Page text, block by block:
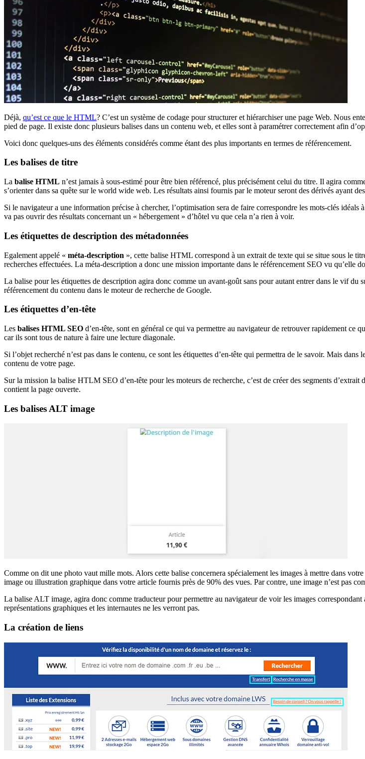
Déjà, qu’est ce que le HTML? C’est un système de codage pour structurer et hiérarchiser une page Web. Nous
pied de page. Il existe donc plusieurs balises dans un contenu web, et elles sont à paramétrer correctement afin
Voici donc quelques-uns des éléments considérés comme étant des plus importants en termes de référencement.
Les balises de titre
La balise HTML n’est jamais à sous-estimé pour être bien référencé, plus précisément celui du titre. Il agira
s’orienter dans sa quête sur le world wide web. Les résultats ainsi fournis par le moteur seront des dérivés ayant
Si le navigateur a une information précise à chercher, l’optimisation sera de faire correspondre les mots-clés idéals
va pas ouvrir des résultats concernant un « hébergement » d’hôtel vu que cela n’a rien à voir.
Les étiquettes de description des métadonnées
Egalement appelé « méta-description », cette balise HTML correspond à un extrait de texte qui se situe sous le
recherches effectuées. La méta-description a donc une mission importante dans le référencement SEO vu qu’elle
La balise pour les étiquettes de description agira donc comme un avant-goût sans pour autant entrer dans le vif
référencement du contenu dans le moteur de recherche de Google.
Les étiquettes d’en-tête
Les balises HTML SEO d’en-tête, sont en général ce qui va permettre au navigateur de retrouver rapidement ce
car ils sont tous de nature à faire une lecture diagonale.
Si l’objet recherché n’est pas dans le contenu, ce sont les étiquettes d’en-tête qui permettra de le savoir. Mais
contenu de votre page.
Sur la mission la balise HTLM SEO d’en-tête pour les moteurs de recherche, c’est de créer des segments
contient la page ouverte.
Les balises ALT image
Comme on dit une photo vaut mille mots. Alors cette balise concernera spécialement les images à mettre dans
image ou illustration graphique dans votre article fournis près de 90% des vues. Par contre, une image n’est pas
La balise ALT image, agira donc comme traducteur pour permettre au navigateur de voir les images
représentations graphiques et les internautes ne les verront pas.
La création de liens